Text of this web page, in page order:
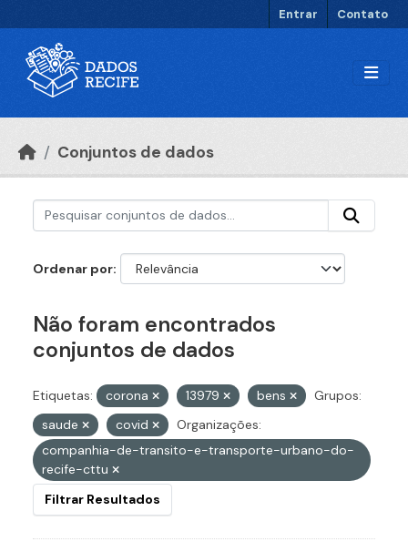
Entrar Contato
Conjuntos de dados
Ordenar por
Não foram encontrados
conjuntos de dados
Etiquetas: corona 13979 bens
Grupos:
saude
covid
Organizações:
companhia-de-transito-e-transporte-urbano-do-
recife-cttu
Filtrar Resultados